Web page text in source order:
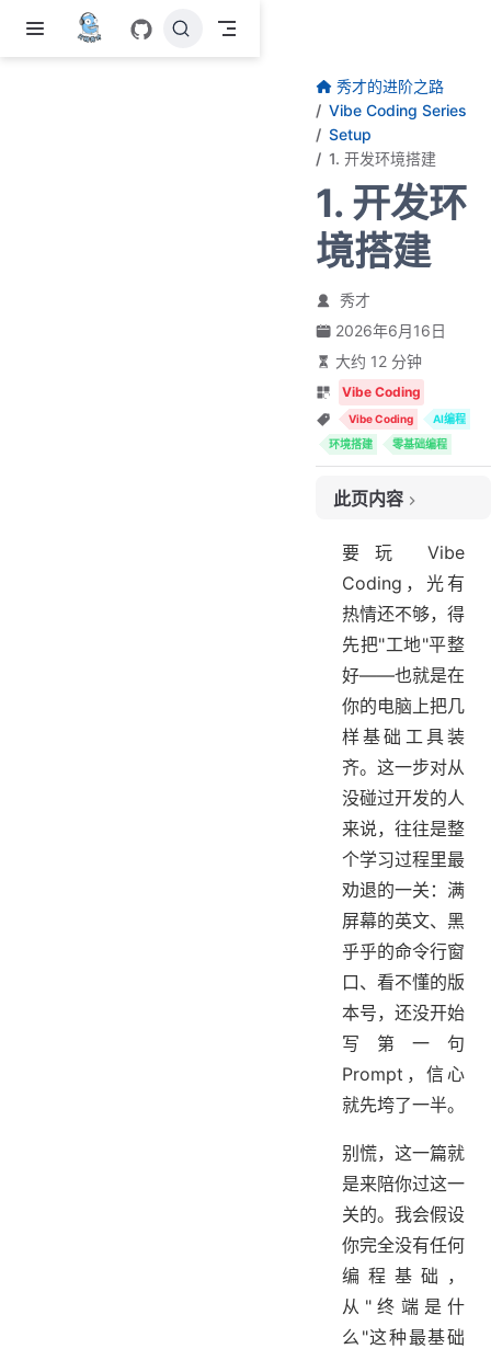
跳至主要內容
秀才的进阶之路
Vibe Coding Series
Setup
1. 开发环境搭建
1. 开发环
境搭建
秀才
2026年6月16日
大约 12 分钟
Vibe Coding
Vibe Coding
AI编程
环境搭建
零基础编程
此页内容
2. 先和终端混个脸熟
3. 安装 Node.js
4. 安装并配置 Git
6. 验收四件套
7. 小结
要玩 Vibe
Coding，光有
热情还不够，得
先把"工地"平整
好——也就是在
你的电脑上把几
样基础工具装
齐。这一步对从
没碰过开发的人
来说，往往是整
个学习过程里最
劝退的一关：满
屏幕的英文、黑
乎乎的命令行窗
口、看不懂的版
本号，还没开始
写第一句
Prompt，信心
就先垮了一半。
别慌，这一篇就
是来陪你过这一
关的。我会假设
你完全没有任何
编程基础，
从"终端是什
么"这种最基础